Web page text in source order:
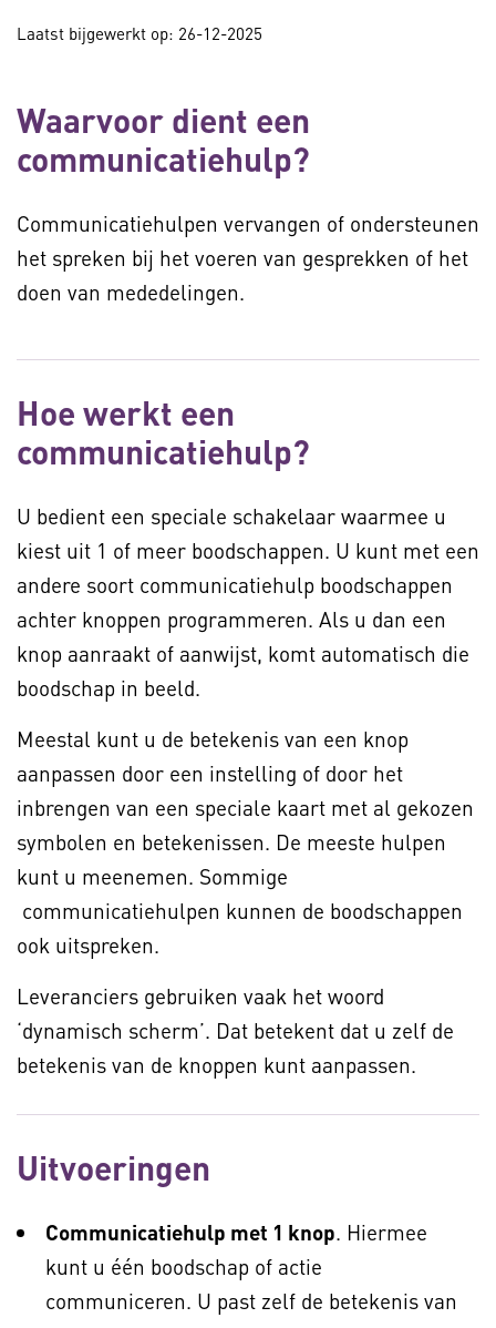
Laatst bijgewerkt op: 26-12-2025
Waarvoor dient een
communicatiehulp?
Communicatiehulpen vervangen of ondersteunen
het spreken bij het voeren van gesprekken of het
doen van mededelingen.
Hoe werkt een
communicatiehulp?
U bedient een speciale schakelaar waarmee u
kiest uit 1 of meer boodschappen. U kunt met een
andere soort communicatiehulp boodschappen
achter knoppen programmeren. Als u dan een
knop aanraakt of aanwijst, komt automatisch die
boodschap in beeld.
Meestal kunt u de betekenis van een knop
aanpassen door een instelling of door het
inbrengen van een speciale kaart met al gekozen
symbolen en betekenissen. De meeste hulpen
kunt u meenemen. Sommige
communicatiehulpen kunnen de boodschappen
ook uitspreken.
Leveranciers gebruiken vaak het woord
‘dynamisch scherm’. Dat betekent dat u zelf de
betekenis van de knoppen kunt aanpassen.
Uitvoeringen
Communicatiehulp met 1 knop. Hiermee
kunt u één boodschap of actie
communiceren. U past zelf de betekenis van